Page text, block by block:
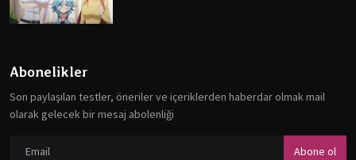
Abonelikler
Son paylaşılan testler, öneriler ve içeriklerden haberdar olmak mail
olarak gelecek bir mesaj abolenliği
Abone ol